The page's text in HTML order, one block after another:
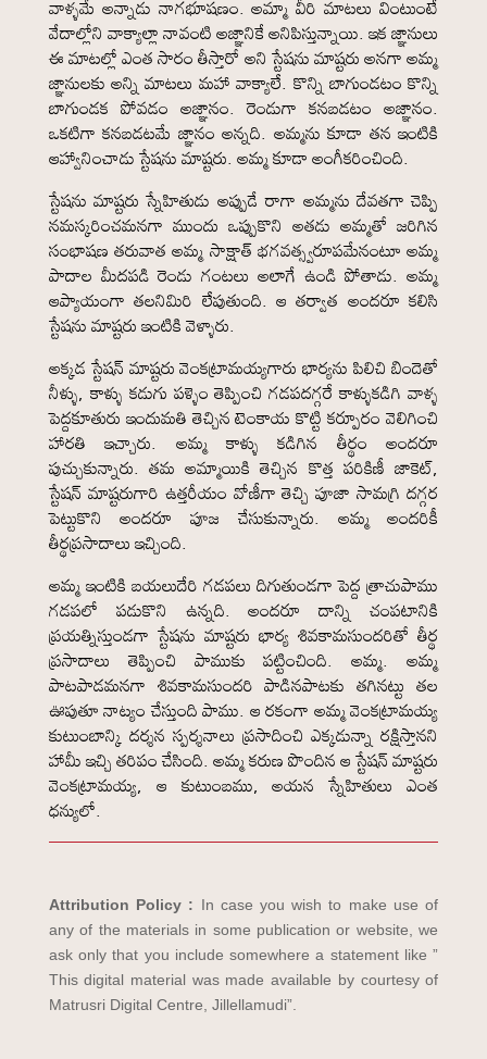
వాళ్ళమే అన్నాడు నాగభూషణం. అమ్మా వీరి మాటలు వింటుంటే
వేదాల్లోని వాక్యాల్లా నావంటి అజ్ఞానికే అనిపిస్తున్నాయి. ఇక జ్ఞానులు
ఈ మాటల్లో ఎంత సారం తీస్తారో అని స్టేషను మాష్టరు అనగా అమ్మ
జ్ఞానులకు అన్ని మాటలు మహా వాక్యాలే. కొన్ని బాగుండటం కొన్ని
బాగుండక పోవడం అజ్ఞానం. రెండుగా కనబడటం అజ్ఞానం.
ఒకటిగా కనబడటమే జ్ఞానం అన్నది. అమ్మను కూడా తన ఇంటికి
ఆహ్వానించాడు స్టేషను మాష్టరు. అమ్మ కూడా అంగీకరించింది.
స్టేషను మాష్టరు స్నేహితుడు అప్పుడే రాగా అమ్మను దేవతగా చెప్పి
నమస్కరించమనగా ముందు ఒప్పుకొని అతడు అమ్మతో జరిగిన
సంభాషణ తరువాత అమ్మ సాక్షాత్ భగవత్స్వరూపమేనంటూ అమ్మ
పాదాల మీదపడి రెండు గంటలు అలాగే ఉండి పోతాడు. అమ్మ
ఆప్యాయంగా తలనిమిరి లేపుతుంది. ఆ తర్వాత అందరూ కలిసి
స్టేషను మాష్టరు ఇంటికి వెళ్ళారు.
అక్కడ స్టేషన్ మాష్టరు వెంకట్రామయ్యగారు భార్యను పిలిచి బిందెతో
నీళ్ళు, కాళ్ళు కడుగు పళ్ళెం తెప్పించి గడపదగ్గరే కాళ్ళుకడిగి వాళ్ళ
పెద్దకూతురు ఇందుమతి తెచ్చిన టెంకాయ కొట్టి కర్పూరం వెలిగించి
హారతి ఇచ్చారు. అమ్మ కాళ్ళు కడిగిన తీర్థం అందరూ
పుచ్చుకున్నారు. తమ అమ్మాయికి తెచ్చిన కొత్త పరికిణీ జాకెట్,
స్టేషన్ మాష్టరుగారి ఉత్తరీయం వోణీగా తెచ్చి పూజా సామగ్రి దగ్గర
పెట్టుకొని అందరూ పూజ చేసుకున్నారు. అమ్మ అందరికీ
తీర్థప్రసాదాలు ఇచ్చింది.
అమ్మ ఇంటికి బయలుదేరి గడపలు దిగుతుండగా పెద్ద త్రాచుపాము
గడపలో పడుకొని ఉన్నది. అందరూ దాన్ని చంపటానికి
ప్రయత్నిస్తుండగా స్టేషను మాష్టరు భార్య శివకామసుందరితో తీర్థ
ప్రసాదాలు తెప్పించి పాముకు పట్టించింది. అమ్మ. అమ్మ
పాటపాడమనగా శివకామసుందరి పాడినపాటకు తగినట్టు తల
ఊపుతూ నాట్యం చేస్తుంది పాము. ఆ రకంగా అమ్మ వెంకట్రామయ్య
కుటుంబాన్కి దర్శన స్పర్శనాలు ప్రసాదించి ఎక్కడున్నా రక్షిస్తానని
హామీ ఇచ్చి తరిపం చేసింది. అమ్మ కరుణ పొందిన ఆ స్టేషన్ మాష్టరు
వెంకట్రామయ్య, ఆ కుటుంబము, అయన స్నేహితులు ఎంత
ధన్యులో.
Attribution Policy : In case you wish to make use of
any of the materials in some publication or website, we
ask only that you include somewhere a statement like ”
This digital material was made available by courtesy of
Matrusri Digital Centre, Jillellamudi”.